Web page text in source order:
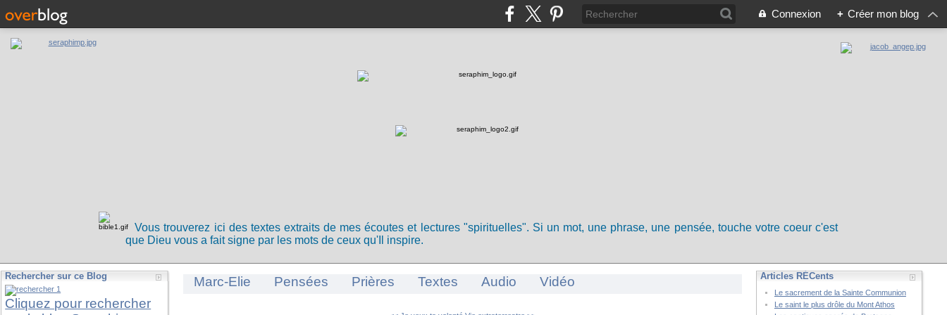
Connexion + Créer mon blog
Vous trouverez ici des textes extraits de mes écoutes et lectures "spirituelles". Si un mot, une phrase, une pensée, touche votre coeur c'est
que Dieu vous a fait signe par les mots de ceux qu'Il inspire.
Rechercher sur ce Blog
Cliquez pour rechercher
Marc-Elie Pensées Prières Textes Audio Vidéo Articles RÉCents
Le sacrement de la Sainte Communion
Le saint le plus drôle du Mont Athos